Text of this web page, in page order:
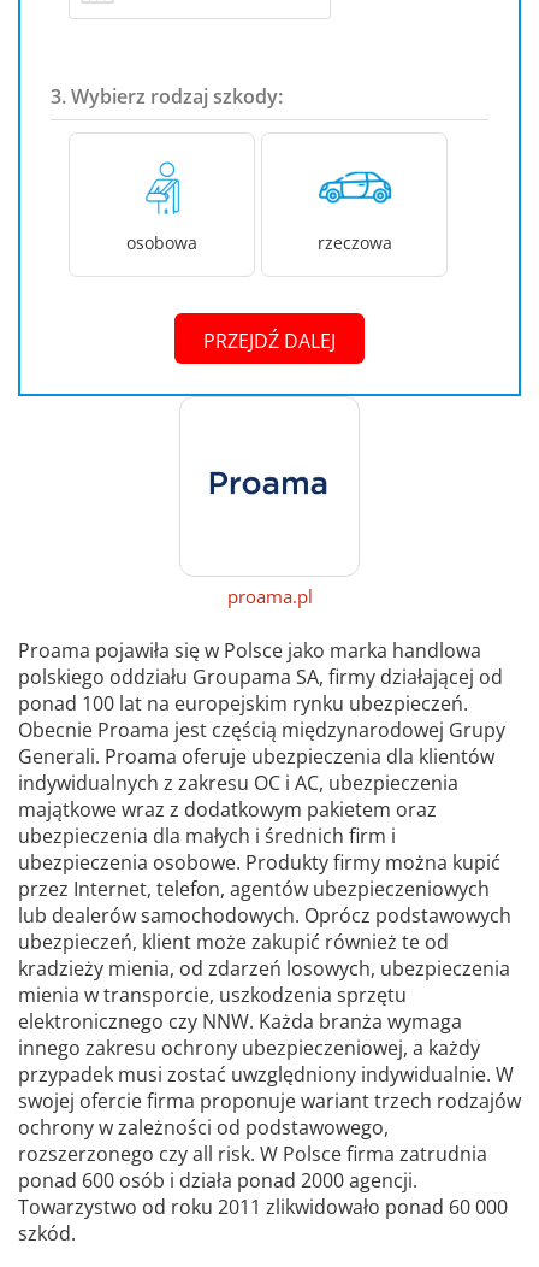
3. Wybierz rodzaj szkody:
osobowa rzeczowa
PRZEJDŹ DALEJ
proama.pl
Proama pojawiła się w Polsce jako marka handlowa
polskiego oddziału Groupama SA, firmy działającej od
ponad 100 lat na europejskim rynku ubezpieczeń.
Obecnie Proama jest częścią międzynarodowej Grupy
Generali. Proama oferuje ubezpieczenia dla klientów
indywidualnych z zakresu OC i AC, ubezpieczenia
majątkowe wraz z dodatkowym pakietem oraz
ubezpieczenia dla małych i średnich firm i
ubezpieczenia osobowe. Produkty firmy można kupić
przez Internet, telefon, agentów ubezpieczeniowych
lub dealerów samochodowych. Oprócz podstawowych
ubezpieczeń, klient może zakupić również te od
kradzieży mienia, od zdarzeń losowych, ubezpieczenia
mienia w transporcie, uszkodzenia sprzętu
elektronicznego czy NNW. Każda branża wymaga
innego zakresu ochrony ubezpieczeniowej, a każdy
przypadek musi zostać uwzględniony indywidualnie. W
swojej ofercie firma proponuje wariant trzech rodzajów
ochrony w zależności od podstawowego,
rozszerzonego czy all risk. W Polsce firma zatrudnia
ponad 600 osób i działa ponad 2000 agencji.
Towarzystwo od roku 2011 zlikwidowało ponad 60 000
szkód.